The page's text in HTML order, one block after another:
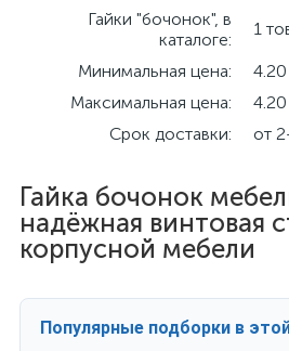
Гайки "бочонок", в
каталоге:
1
Минимальная цена:
4.20
Максимальная цена:
4.20
Срок доставки:
от
Гайка бочонок
надёжная винтовая
корпусной мебели
Популярные подборки в